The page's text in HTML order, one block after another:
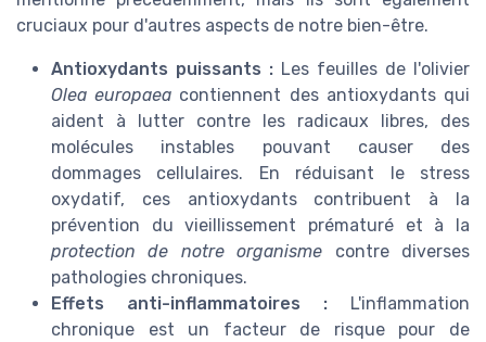
cruciaux pour d'autres aspects de notre bien-être.
Antioxydants puissants : Les feuilles de l'olivier
Olea europaea contiennent des antioxydants qui
aident à lutter contre les radicaux libres, des
molécules instables pouvant causer des
dommages cellulaires. En réduisant le stress
oxydatif, ces antioxydants contribuent à la
prévention du vieillissement prématuré et à la
protection de notre organisme contre diverses
pathologies chroniques.
Effets anti-inflammatoires : L'inflammation
chronique est un facteur de risque pour de